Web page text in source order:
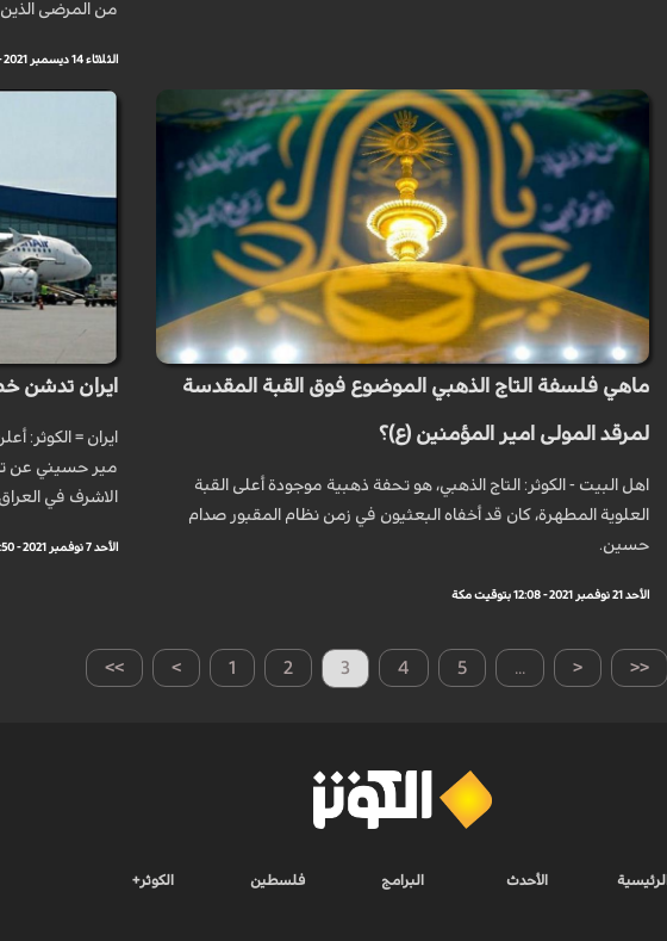
من المرضى
الثلاثاء 14 ديسمبر 2021 - 17:23 بتوقيت مكة
ماهي فلسفة التاج الذهبي الموضوع فوق القبة المقدسة
لمرقد المولى امير المؤمنين (ع)؟
اهل البيت - الكوثر: التاج الذهبي، هو تحفة ذهبية موجودة أعلى القبة
العلوية المطهرة، كان قد أخفاه البعثيون في زمن نظام المقبور صدام
حسين.
الأحد 21 نوفمبر 2021 - 12:08 بتوقيت مكة
ايران تدشن
ايران = الكوثر:
مير حسيني عن
الاشرف في
الأحد 7 نوفمبر 2021 - 11:50 بتوقيت مكة
>> > 1 2 3 4 5 ... < <<
الرئيسية الأحدث البرامج فلسطين الكوثر+